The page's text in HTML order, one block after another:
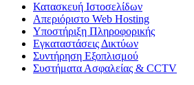
Κατασκευή Ιστοσελίδων
Απεριόριστο Web Hosting
Υποστήριξη Πληροφορικής
Εγκαταστάσεις Δικτύων
Συντήρηση Εξοπλισμού
Συστήματα Ασφαλείας & CCTV